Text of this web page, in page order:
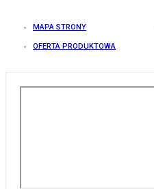
MAPA STRONY
OFERTA PRODUKTOWA